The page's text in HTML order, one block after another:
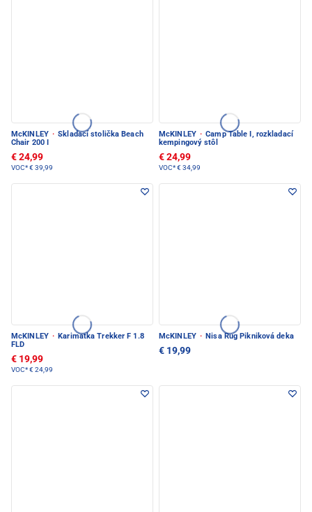
McKINLEY · Skladací stolička Beach
Chair 200 I
€ 24,99
VOC*€ 39,99
McKINLEY · Camp Table I, rozkladací
kempingový stôl
€ 24,99
VOC*€ 34,99
McKINLEY · Karimatka Trekker F 1.8
FLD
€ 19,99
VOC*€ 24,99
McKINLEY · Nisa Rug Pikniková deka
€ 19,99